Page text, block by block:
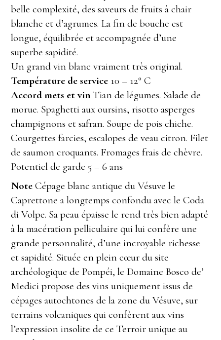
belle complexité, des saveurs de fruits à chair
blanche et d’agrumes. La fin de bouche est
longue, équilibrée et accompagnée d’une
superbe sapidité.
Un grand vin blanc vraiment très original.
Température de service 10 – 12° C
Accord mets et vin Tian de légumes. Salade de
morue. Spaghetti aux oursins, risotto asperges
champignons et safran. Soupe de pois chiche.
Courgettes farcies, escalopes de veau citron. Filet
de saumon croquants. Fromages frais de chèvre.
Potentiel de garde 5 – 6 ans
Note Cépage blanc antique du Vésuve le
Caprettone a longtemps confondu avec le Coda
di Volpe. Sa peau épaisse le rend très bien adapté
à la macération pelliculaire qui lui confère une
grande personnalité, d’une incroyable richesse
et sapidité. Située en plein cœur du site
archéologique de Pompéi, le Domaine Bosco de’
Medici propose des vins uniquement issus de
cépages autochtones de la zone du Vésuve, sur
terrains volcaniques qui confèrent aux vins
l’expression insolite de ce Terroir unique au